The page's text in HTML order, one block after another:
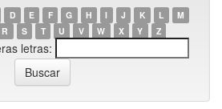
D E F G H I J K L
M
R S T U V W X Y Z
letras: